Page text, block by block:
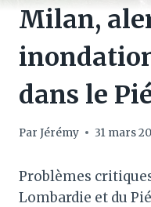
Milan,
dans le
Par Jérémy 31 mars
Problèmes
Lombardie et du